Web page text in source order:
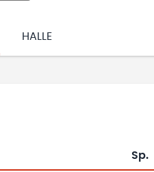
HALLE
Sp.